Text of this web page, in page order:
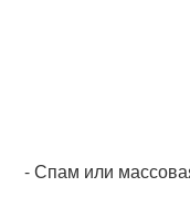
- Спам или